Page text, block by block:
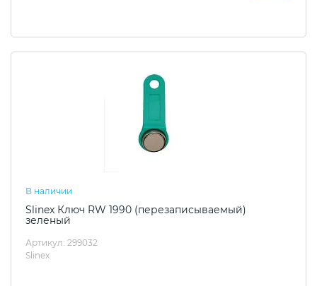
В наличии
Slinex Ключ RW 1990 (перезаписываемый)
зеленый
Артикул: 299032
Slinex